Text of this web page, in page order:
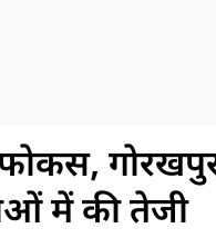
में की तेजी